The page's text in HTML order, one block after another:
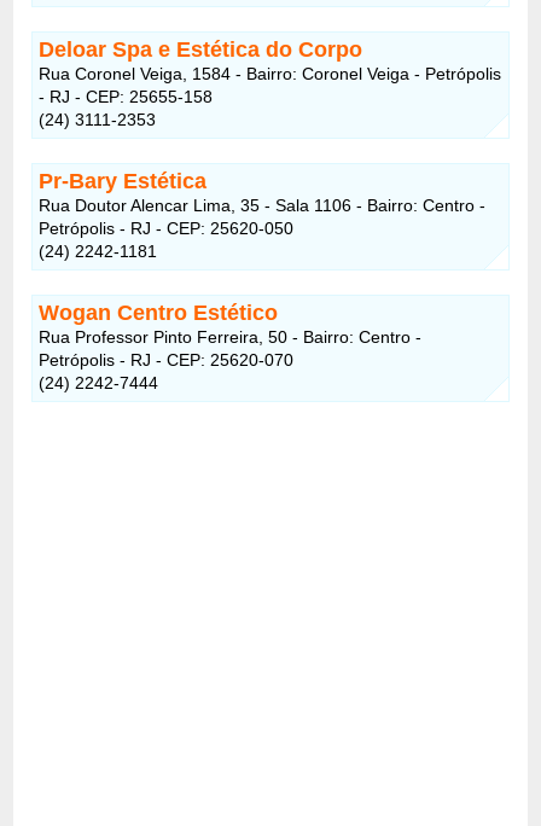
Deloar Spa e Estética do Corpo
Rua Coronel Veiga, 1584 - Bairro: Coronel Veiga - Petrópolis
- RJ - CEP: 25655-158
(24) 3111-2353
Pr-Bary Estética
Rua Doutor Alencar Lima, 35 - Sala 1106 - Bairro: Centro -
Petrópolis - RJ - CEP: 25620-050
(24) 2242-1181
Wogan Centro Estético
Rua Professor Pinto Ferreira, 50 - Bairro: Centro -
Petrópolis - RJ - CEP: 25620-070
(24) 2242-7444